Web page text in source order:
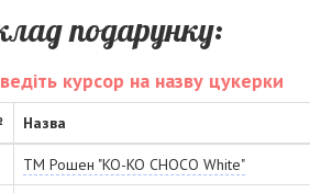
подарунку:
курсор на назву цукерки
Назва
ТМ Рошен "KO-KO CHOCO White"